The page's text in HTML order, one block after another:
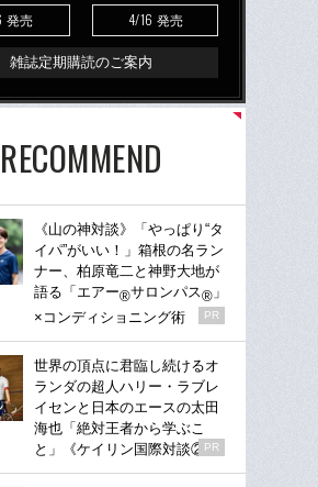
発売 4/16 発売
雑誌定期購読のご案内
RECOMMEND
《山の神対談》「やっぱり“タ
イパ”がいい！」箱根の名ラン
ナー、柏原竜二と神野大地が
語る「エアー®サロンパス® 」
×コンディショニング術
PR
世界の頂点に君臨し続けるオ
ランダの超人ハリー・ラブレ
イセンと日本のエースの太田
海也「絶対王者から学ぶこ
と」《ケイリン国際対談②》
PR